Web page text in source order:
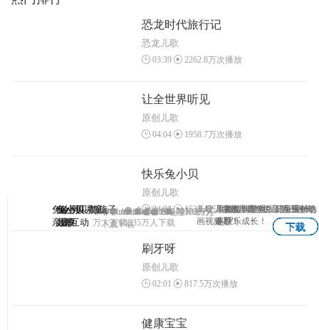
兔小贝拼
音
Android IOS
1102万人
下载
3-7岁儿童学拼音第一神奇
APP
下载
兔小贝—与孩子
亲密互动
Android
IOS
1235万人下载
早教益智游戏，陪宝宝一
起快乐成长！
下载
兔小贝
儿歌
Android IOS
1203
万人下载
儿歌、故事、国学、识字原创动
画视频！
下载
兔小贝儿童
故事
Android IOS
1069万
人下载
儿童故事专业版，海量精选
专题！
下载
恐龙时代旅行记
恐龙儿歌
03:39 2262.8万次播放
让全世界听见
原创儿歌
04:04 1958.7万次播放
快乐兔小贝
原创儿歌
04:06 1538.4万次播放
刷牙呀
原创儿歌
02:01 817.5万次播放
健康宝宝